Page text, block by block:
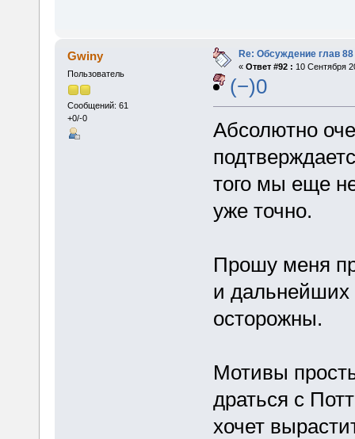
Gwiny
Пользователь
Сообщений: 61
+0/-0
Re: Обсуждение глав 88
« Ответ #92 : 10 Сентября
(−)0
Абсолютно
того мы еще
уже точно.
Прошу меня
и дальнейших
осторожны.
Мотивы
драться с
хочет